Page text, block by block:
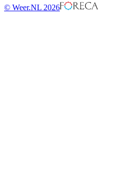
© Weer.NL 2026